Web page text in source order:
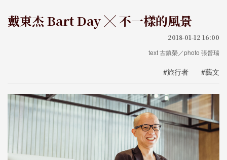
戴東杰 Bart Day ╳ 不一樣的風景
2018-01-12 16:00
text 古鎮榮／photo 張晉瑞
#旅行者 #藝文